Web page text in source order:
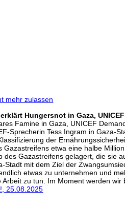
mehr zulassen
Hungersnot in Gaza,
Famine in Gaza, UNICEF
Sprecherin Tess Ingram in Gaza-
der
Gazastreifens etwa eine halbe
des Gazastreifens gelagert, die sie
Stadt mit dem Ziel der
etwas zu unternehmen und
zu tun. Im Moment werden
25.08.2025